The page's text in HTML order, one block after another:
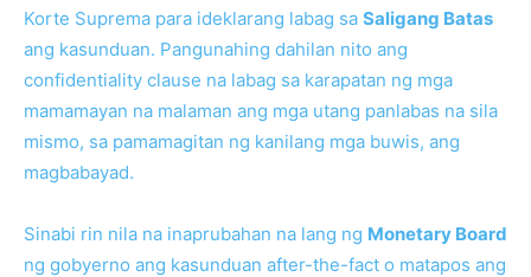
Korte Suprema para ideklarang labag sa Saligang Batas
ang kasunduan. Pangunahing dahilan nito ang
confidentiality clause na labag sa karapatan ng mga
mamamayan na malaman ang mga utang panlabas na sila
mismo, sa pamamagitan ng kanilang mga buwis, ang
magbabayad.
Sinabi rin nila na inaprubahan na lang ng Monetary Board
ng gobyerno ang kasunduan after-the-fact o matapos ang